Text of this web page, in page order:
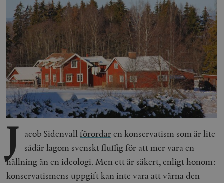
J acob Sidenvallförordaren konservatism som är lite
sådär lagom svenskt fluffig för att mer vara en
hållning än en ideologi. Men ett är säkert, enligt honom:
konservatismens uppgift kan inte vara att värna den